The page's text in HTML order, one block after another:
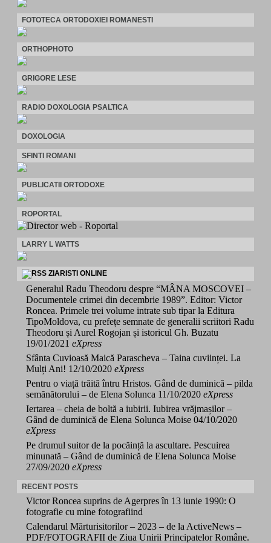
FOTOTECA ORTODOXIEI ROMANESTI
ORTHOPHOTO
GRIGORE LESE
RADIO DOXOLOGIA PSALTICA
DOXOLOGIA
SFINTI ROMANI
PUBLICATII ORTODOXE
ROPORTAL
LARRY L WATTS
ZIARISTI ONLINE
Generalul Radu Theodoru despre “MÂNA MOSCOVEI –
Documentele crimei din decembrie 1989”. Editor: Victor
Roncea. Primele trei volume intrate sub tipar la Editura
TipoMoldova, cu prefețe semnate de generalii scriitori Radu
Theodoru și Aurel Rogojan și istoricul Gh. Buzatu
19/01/2021 eXpress
Sfânta Cuvioasă Maică Parascheva – Taina cuviinței. La
Mulți Ani! 12/10/2020 eXpress
Pentru o viață trăită întru Hristos. Gând de duminică – pilda
semănătorului – de Elena Solunca 11/10/2020 eXpress
Iertarea – cheia de boltă a iubirii. Iubirea vrăjmașilor –
Gând de duminică de Elena Solunca Moise 04/10/2020
eXpress
Pe drumul suitor de la pocăință la ascultare. Pescuirea
minunată – Gând de duminică de Elena Solunca Moise
27/09/2020 eXpress
RECENT POSTS
Victor Roncea suprins de Agerpres în 13 iunie 1990: O
fotografie cu mine fotografiind
Calendarul Mărturisitorilor – 2023 – de la ActiveNews –
PDF/FOTOGRAFII de Ziua Unirii Principatelor Române.